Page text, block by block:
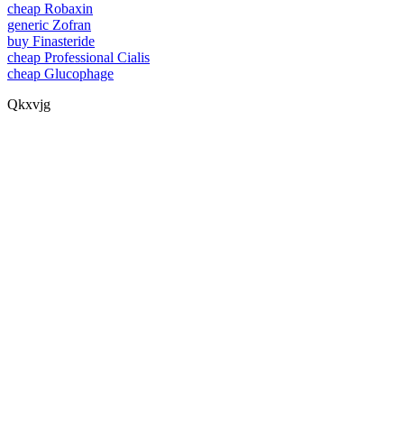
cheap Robaxin
generic Zofran
buy Finasteride
cheap Professional Cialis
cheap Glucophage
Qkxvjg